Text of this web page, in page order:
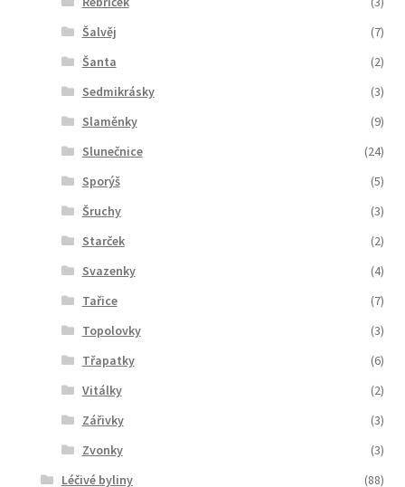
Šalvěj
(7)
Šanta
(2)
Sedmikrásky
(3)
Slaměnky
(9)
Slunečnice
(24)
Sporýš
(5)
Šruchy
(3)
Starček
(2)
Svazenky
(4)
Tařice
(7)
Topolovky
(3)
Třapatky
(6)
Vitálky
(2)
Zářivky
(3)
Zvonky
(3)
Léčivé byliny
(88)